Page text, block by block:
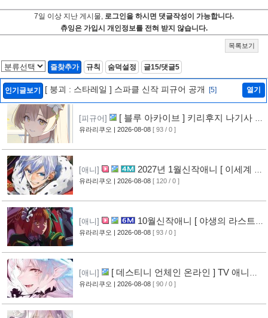
7일 이상 지난 게시물, 로그인을 하시면 댓글작성이 가능합니다.
츄잉은 가입시 개인정보를 전혀 받지 않습니다.
목록보기
즐찾추가 규칙 숨덕설정 글15/댓글5
인기글보기 [ 붕괴 : 스타레일 ] 스파클 신작 피규어 공개 [5] 열기
[피규어]
[ 블루 아카이브 ] 키리후지 나기사 신
작 피규어 공개 [1]
유라리쿠오 | 2026-08-08 [ 93 / 0 ]
[애니]
2027년 1월신작애니 [ 이세계 전
생 소동기 ] PV 영상 공개
유라리쿠오 | 2026-08-08 [ 120 / 0 ]
[애니]
10월신작애니 [ 야생의 라스트
보스가 나타났다! ] 2기 PV 영상 공개
유라리쿠오 | 2026-08-08 [ 93 / 0 ]
[애니]
[ 데스티니 언체인 온라인 ] TV 애니메
이션화 결정 [2]
유라리쿠오 | 2026-08-08 [ 90 / 0 ]